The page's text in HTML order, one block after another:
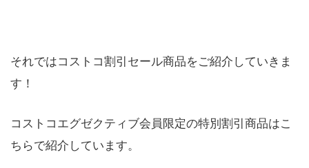
それではコストコ割引セール商品をご紹介していきま
す！
コストコエグゼクティブ会員限定の特別割引商品はこ
ちらで紹介しています。